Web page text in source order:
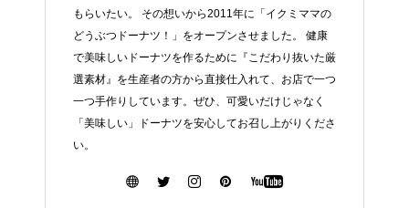
もらいたい。 その想いから2011年に「イクミママの
どうぶつドーナツ！」をオープンさせました。 健康
で美味しいドーナツを作るために『こだわり抜いた厳
選素材』を生産者の方から直接仕入れて、お店で一つ
一つ手作りしています。ぜひ、可愛いだけじゃなく
「美味しい」ドーナツを安心してお召し上がりくださ
い。